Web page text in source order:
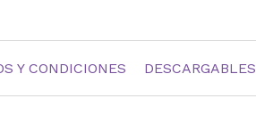
Y CONDICIONES DESCARGABLES